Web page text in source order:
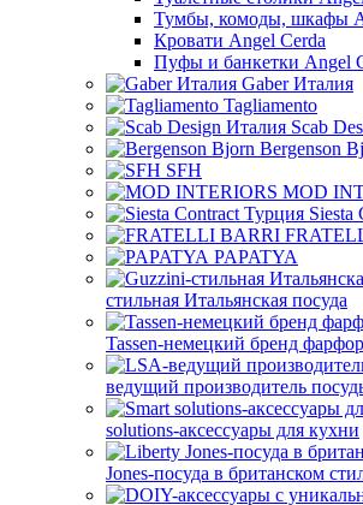
Тумбы, комоды, шкафы
Кровати Angel Cerda
Пуфы и банкетки Angel
Gaber Италия
Tagliamento
Scab
Bergenson
SFH
MOD
Siesta
PAPATYA
стильная Итальянская посуда
Tassen-немецкий бренд
ведущий производитель
solutions-аксессуары для кухни
Jones-посуда в британском